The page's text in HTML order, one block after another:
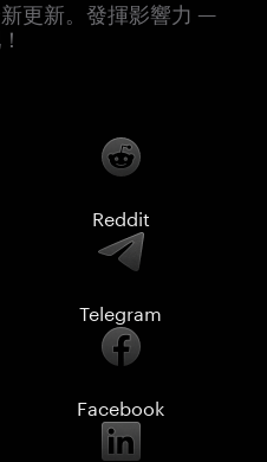
更新。發揮影響力 —
Reddit
Telegram
Facebook